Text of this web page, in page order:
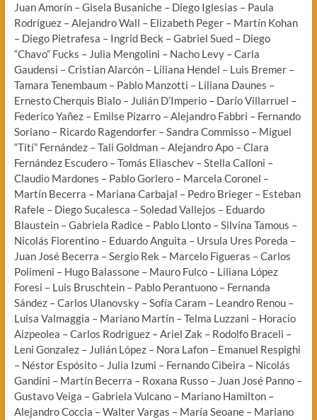
Juan Amorín – Gisela Busaniche – Diego Iglesias – Paula
Rodríguez – Alejandro Wall – Elizabeth Peger – Martín Kohan
– Diego Pietrafesa – Ingrid Beck – Gabriel Sued – Diego
“Chavo” Fucks – Julia Mengolini – Nacho Levy – Carla
Gaudensi – Cristian Alarcón – Liliana Hendel – Luis Bremer –
Tamara Tenembaum – Pablo Manzotti – Liliana Daunes –
Ernesto Cherquis Bialo – Julián D’Imperio – Darío Villarruel –
Federico Yañez – Emilse Pizarro – Alejandro Fabbri – Fernando
Soriano – Ricardo Ragendorfer – Sandra Commisso – Miguel
“Tití” Fernández – Tali Goldman – Alejandro Apo – Clara
Fernández Escudero – Tomás Eliaschev – Stella Calloni –
Claudio Mardones – Pablo Gorlero – Marcela Coronel –
Martín Becerra – Mariana Carbajal – Pedro Brieger – Esteban
Rafele – Diego Sucalesca – Soledad Vallejos – Eduardo
Blaustein – Gabriela Radice – Pablo Llonto – Silvina Tamous –
Nicolás Fiorentino – Eduardo Anguita – Ursula Ures Poreda –
Juan José Becerra – Sergio Rek – Marcelo Figueras – Carlos
Polimeni – Hugo Balassone – Mauro Fulco – Liliana López
Foresi – Luis Bruschtein – Pablo Perantuono – Fernanda
Sández – Carlos Ulanovsky – Sofía Caram – Leandro Renou –
Luisa Valmaggia – Mariano Martín – Telma Luzzani – Horacio
Aizpeolea – Carlos Rodriguez – Ariel Zak – Rodolfo Braceli –
Leni Gonzalez – Julián López – Nora Lafon – Emanuel Respighi
– Néstor Espósito – Julia Izumi – Fernando Cibeira – Nicolás
Gandini – Martín Becerra – Roxana Russo – Juan José Panno –
Gustavo Veiga – Gabriela Vulcano – Mariano Hamilton –
Alejandro Coccia – Walter Vargas – María Seoane – Mariano